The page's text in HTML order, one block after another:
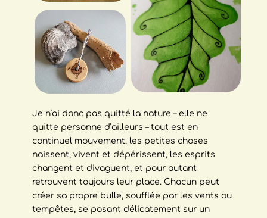
Je n’ai donc pas quitté la nature – elle ne
quitte personne d’ailleurs – tout est en
continuel mouvement, les petites choses
naissent, vivent et dépérissent, les esprits
changent et divaguent, et pour autant
retrouvent toujours leur place. Chacun peut
créer sa propre bulle, soufflée par les vents ou
tempêtes, se posant délicatement sur un